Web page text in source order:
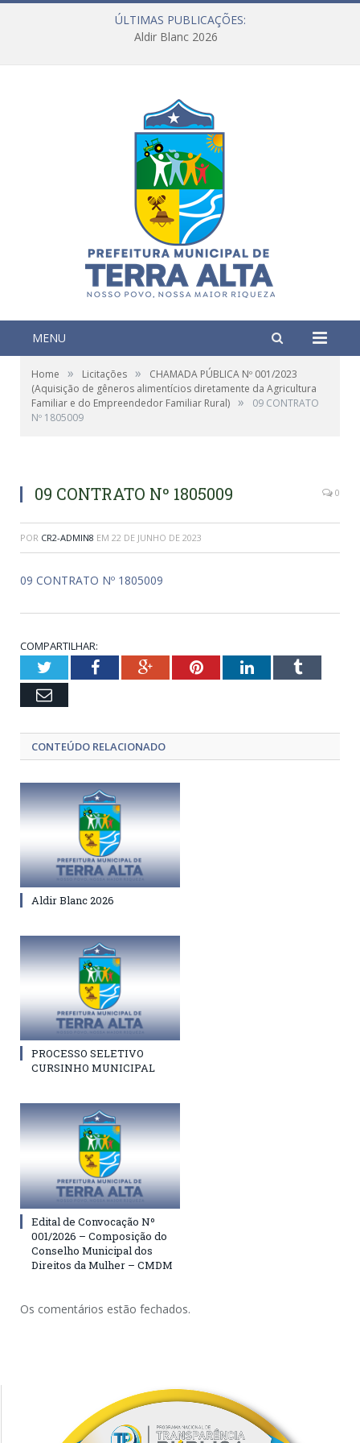
ÚLTIMAS PUBLICAÇÕES:
Aldir Blanc 2026
MENU
Home » Licitações »
CHAMADA PÚBLICA Nº 001/2023
(Aquisição de gêneros alimentícios diretamente da Agricultura
Familiar e do Empreendedor Familiar Rural) »
09 CONTRATO
Nº 1805009
09 CONTRATO Nº 1805009 0
POR CR2-ADMIN8 EM 22 DE JUNHO DE 2023
09 CONTRATO Nº 1805009
COMPARTILHAR:
TwitterFacebookGoogle+PinterestLinkedInTumblr
Email
CONTEÚDO RELACIONADO
Aldir Blanc 2026
PROCESSO SELETIVO
CURSINHO MUNICIPAL
Edital de Convocação Nº
001/2026 – Composição do
Conselho Municipal dos
Direitos da Mulher – CMDM
Os comentários estão fechados.